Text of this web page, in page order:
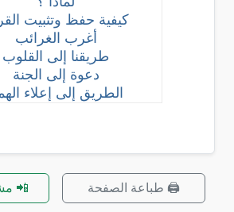
كيفية حفظ وتثبيت
أغرب الغرائب
طريقنا إلى القلوب
دعوة إلى الجنة
الطريق إلى إعلاء
🖨️ طباعة الصفحة 📲